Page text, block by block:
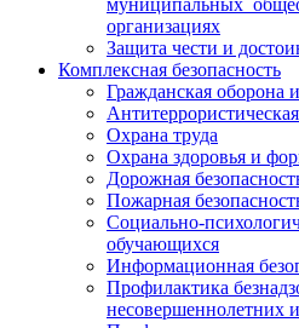
муниципальных
организациях
Защита чести и
Комплексная безопасность
Гражданская оборона
Охрана труда
Охрана здоровья и
Дорожная
Пожарная
Социально-
обучающихся
Информационная
Профилактика
несовершеннолетних